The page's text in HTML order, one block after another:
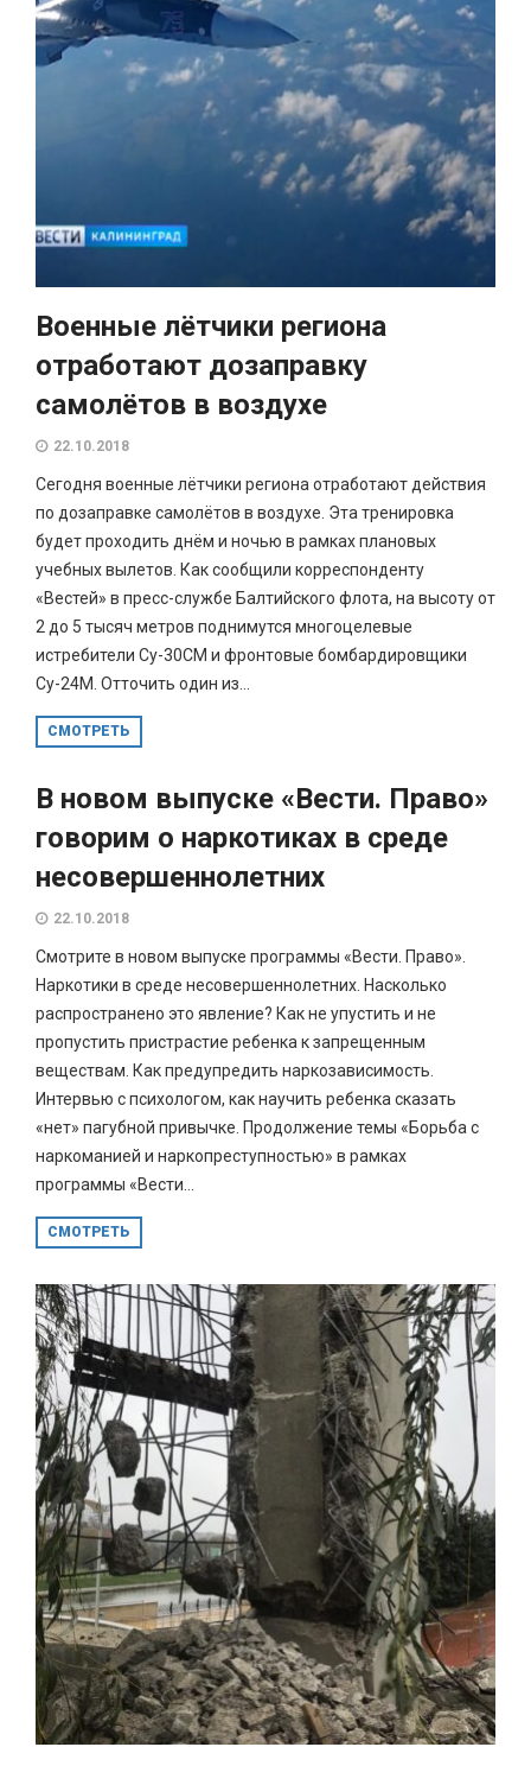
Военные лётчики региона
отработают дозаправку
самолётов в воздухе
22.10.2018
Сегодня военные лётчики региона отработают действия
по дозаправке самолётов в воздухе. Эта тренировка
будет проходить днём и ночью в рамках плановых
учебных вылетов. Как сообщили корреспонденту
«Вестей» в пресс-службе Балтийского флота, на высоту от
2 до 5 тысяч метров поднимутся многоцелевые
истребители Су-30СМ и фронтовые бомбардировщики
Су-24М. Отточить один из...
СМОТРЕТЬ
В новом выпуске «Вести. Право»
говорим о наркотиках в среде
несовершеннолетних
22.10.2018
Смотрите в новом выпуске программы «Вести. Право».
Наркотики в среде несовершеннолетних. Насколько
распространено это явление? Как не упустить и не
пропустить пристрастие ребенка к запрещенным
веществам. Как предупредить наркозависимость.
Интервью с психологом, как научить ребенка сказать
«нет» пагубной привычке. Продолжение темы «Борьба с
наркоманией и наркопреступностью» в рамках
программы «Вести...
СМОТРЕТЬ